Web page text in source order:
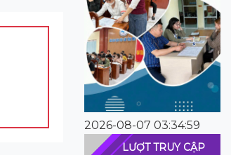
2026-08-07 03:34:59
LƯỢT TRUY CẬP